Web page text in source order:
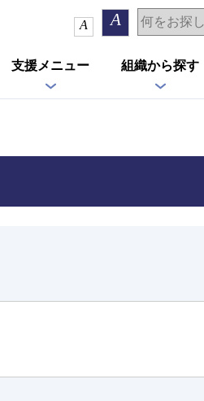
A A
支援メニュー 組織から探す